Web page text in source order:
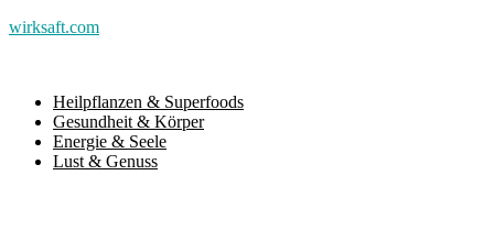
wirksaft.com
Heilpflanzen & Superfoods
Gesundheit & Körper
Energie & Seele
Lust & Genuss